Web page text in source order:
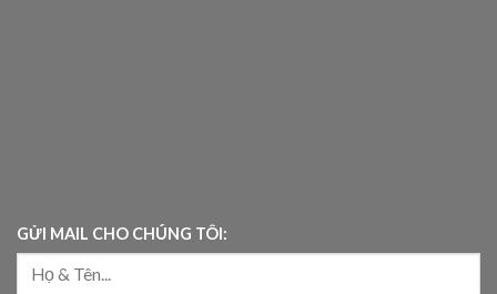
GỬI MAIL CHO CHÚNG TÔI: